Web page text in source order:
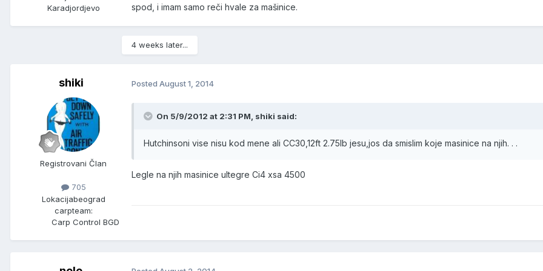
Karadjordjevo
spod, i imam samo reči hvale za mašinice.
4 weeks later...
shiki
Registrovani Član
705
Lokacijabeograd
carpteam:
Carp Control BGD
Posted August 1, 2014
On 5/9/2012 at 2:31 PM, shiki said:
Hutchinsoni vise nisu kod mene ali CC30,12ft 2.75lb jesu,jos da smislim koje masinice na njih. . .
Legle na njih masinice ultegre Ci4 xsa 4500